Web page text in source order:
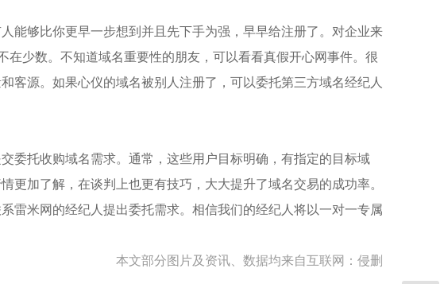
够比你更早一步想到并且先下手为强，早早给注册了。对企业来
少数。不知道域名重要性的朋友，可以看看真假开心网事件。很
客源。如果心仪的域名被别人注册了，可以委托第三方域名经纪人
委托收购域名需求。通常，这些用户目标明确，有指定的目标域
加了解，在谈判上也更有技巧，大大提升了域名交易的成功率。
雷米网的经纪人提出委托需求。相信我们的经纪人将以一对一专属
本文部分图片及资讯、数据均来自互联网：侵删